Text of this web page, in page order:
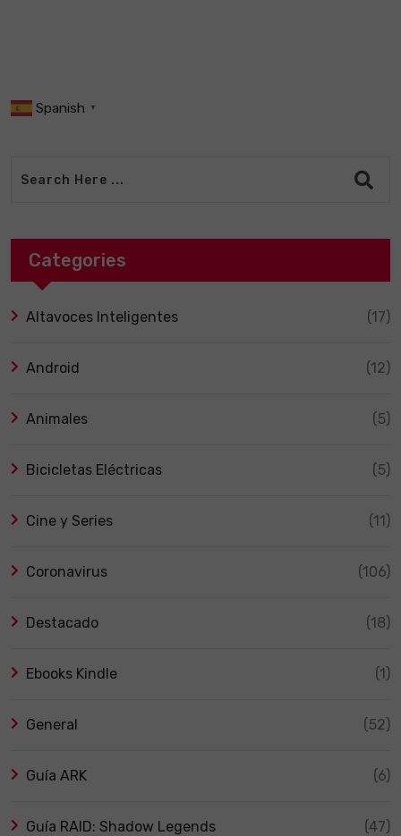
Spanish ▼
Categories
Altavoces Inteligentes (17)
Android (12)
Animales (5)
Bicicletas Eléctricas (5)
Cine y Series (11)
Coronavirus (106)
Destacado (18)
Ebooks Kindle (1)
General (52)
Guía ARK (6)
Guía RAID: Shadow Legends (47)